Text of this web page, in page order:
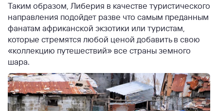
Таким образом, Либерия в качестве туристического
направления подойдет разве что самым преданным
фанатам африканской экзотики или туристам,
которые стремятся любой ценой добавить в свою
«коллекцию путешествий» все страны земного
шара.